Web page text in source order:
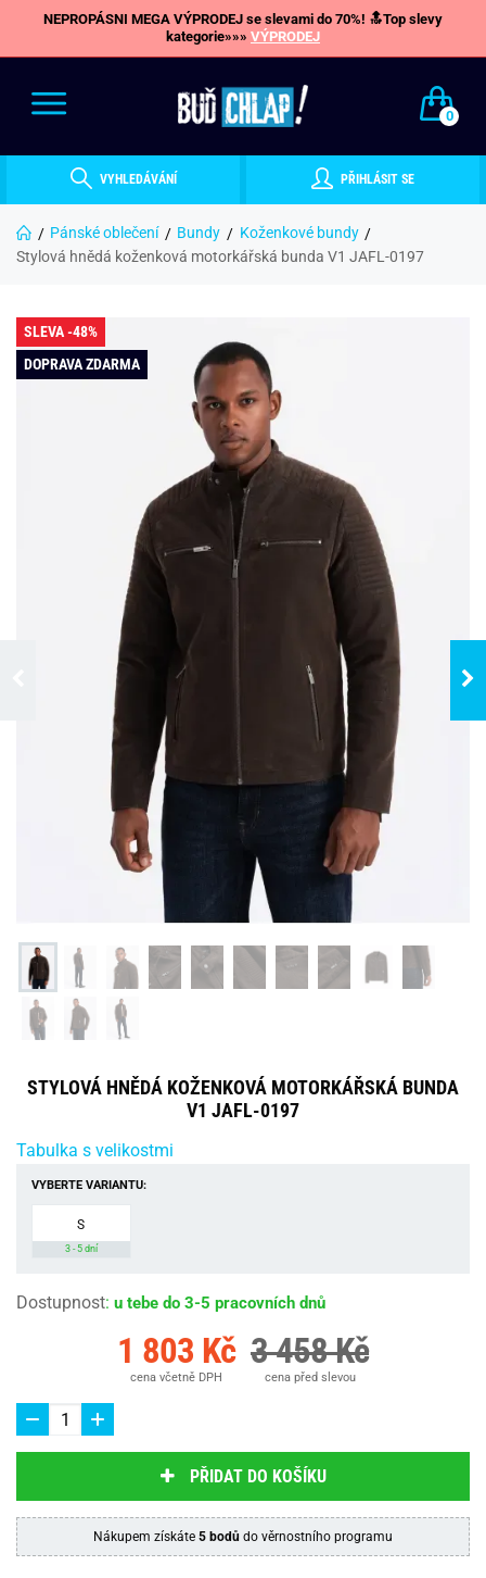
NEPROPÁSNI MEGA VÝPRODEJ se slevami do 70%! 🔝Top slevy
kategorie»»» VÝPRODEJ
0
VYHLEDÁVÁNÍ PŘIHLÁSIT SE
Pánské oblečení Bundy
Koženkové bundy
Stylová hnědá koženková motorkářská bunda V1 JAFL-0197
SLEVA -48%
DOPRAVA ZDARMA
STYLOVÁ HNĚDÁ KOŽENKOVÁ MOTORKÁŘSKÁ BUNDA
V1 JAFL-0197
Tabulka s velikostmi
VYBERTE VARIANTU:
S
3 - 5 dní
Dostupnost: u tebe do 3-5 pracovních dnů
1 803 Kč
cena včetně DPH
3 458 Kč
cena před slevou
PŘIDAT DO KOŠÍKU
Nákupem získáte 5 bodů do věrnostního programu